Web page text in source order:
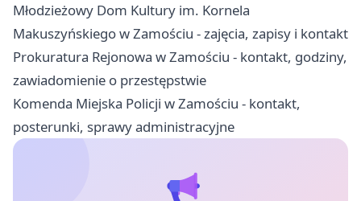
Młodzieżowy Dom Kultury im. Kornela
Makuszyńskiego w Zamościu - zajęcia, zapisy i kontakt
Prokuratura Rejonowa w Zamościu - kontakt, godziny,
zawiadomienie o przestępstwie
Komenda Miejska Policji w Zamościu - kontakt,
posterunki, sprawy administracyjne